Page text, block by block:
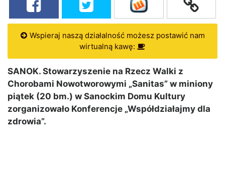
Wspieraj naszą działalność możesz postawić nam
wirtualną kawę:
SANOK. Stowarzyszenie na Rzecz Walki z
Chorobami Nowotworowymi „Sanitas” w miniony
piątek (20 bm.) w Sanockim Domu Kultury
zorganizowało Konferencje „Współdziałajmy dla
zdrowia”.